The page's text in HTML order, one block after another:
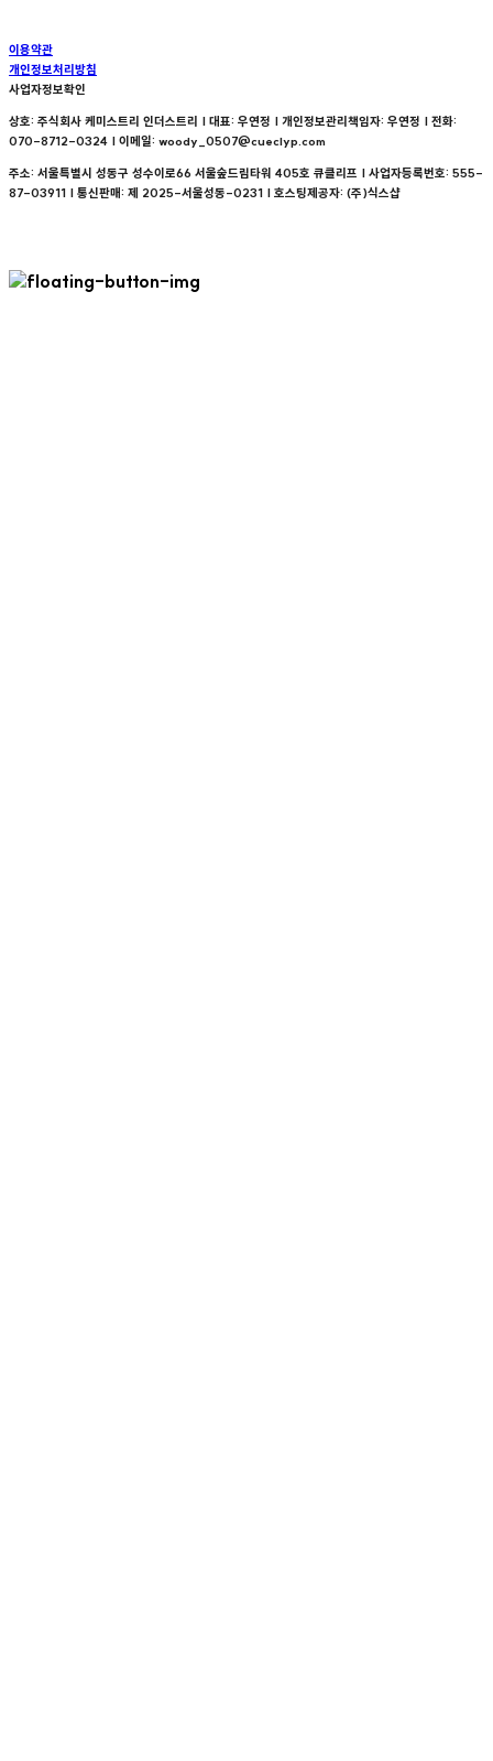
이용약관
개인정보처리방침
사업자정보확인
상호: 주식회사 케미스트리 인더스트리 | 대표: 우연정 | 개인정보관리책임자: 우연정 | 전화:
070-8712-0324 | 이메일: woody_0507@cueclyp.com
주소: 서울특별시 성동구 성수이로66 서울숲드림타워 405호 큐클리프 | 사업자등록번호: 555-
87-03911 | 통신판매: 제 2025-서울성동-0231 | 호스팅제공자: (주)식스샵